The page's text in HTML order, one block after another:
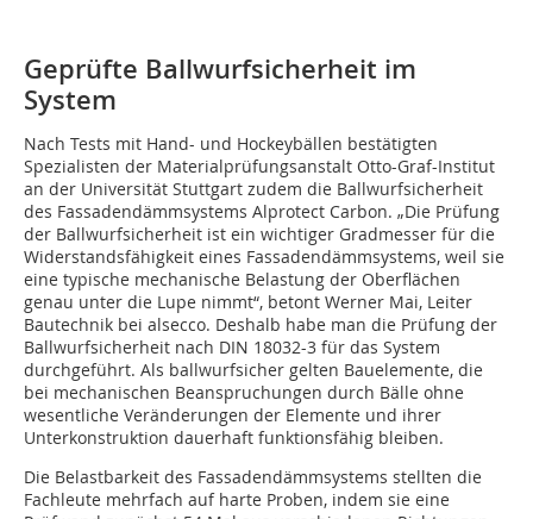
Geprüfte Ballwurfsicherheit im
System
Nach Tests mit Hand- und Hockeybällen bestätigten
Spezialisten der Materialprüfungsanstalt Otto-Graf-Institut
an der Universität Stuttgart zudem die Ballwurfsicherheit
des Fassadendämmsystems Alprotect Carbon. „Die Prüfung
der Ballwurfsicherheit ist ein wichtiger Gradmesser für die
Widerstandsfähigkeit eines Fassadendämmsystems, weil sie
eine typische mechanische Belastung der Oberflächen
genau unter die Lupe nimmt“, betont Werner Mai, Leiter
Bautechnik bei alsecco. Deshalb habe man die Prüfung der
Ballwurf­sicherheit nach DIN 18032-3 für das System
durchgeführt. Als ballwurfsicher gelten Bauelemente, die
bei mechanischen Beanspruchungen durch Bälle ohne
wesentliche Veränderungen der Elemente und ihrer
Unterkonstruktion dauerhaft funktionsfähig bleiben.
Die Belastbarkeit des Fassadendämmsystems stellten die
Fachleute mehrfach auf harte Proben, indem sie eine